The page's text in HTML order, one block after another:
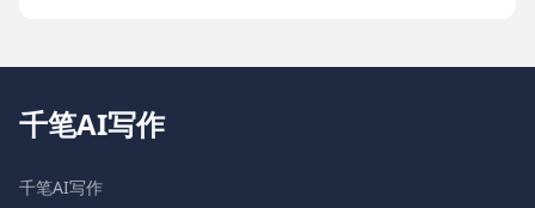
千笔AI写作
千笔AI写作